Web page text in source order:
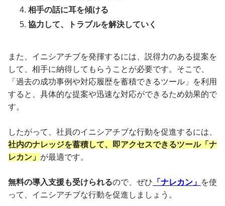
相手の話に耳を傾ける
協力して、トラブルを解決していく
また、イニシアチブを発揮するには、説得力のある提案を
して、相手に納得してもらうことが必要です。そこで、
「過去の成功事例や対応履歴を蓄積できるツール」を利用
すると、具体的な提案や迅速な対応ができるため効果的で
す。
したがって、社員のイニシアチブな行動を促進するには、
社内のナレッジを蓄積して、即アクセスできるツール「ナ
レカン」 が最適です。
無料の導入支援も受けられるので、ぜひ 「ナレカン」 を使
って、イニシアチブな行動を促進しましょう。